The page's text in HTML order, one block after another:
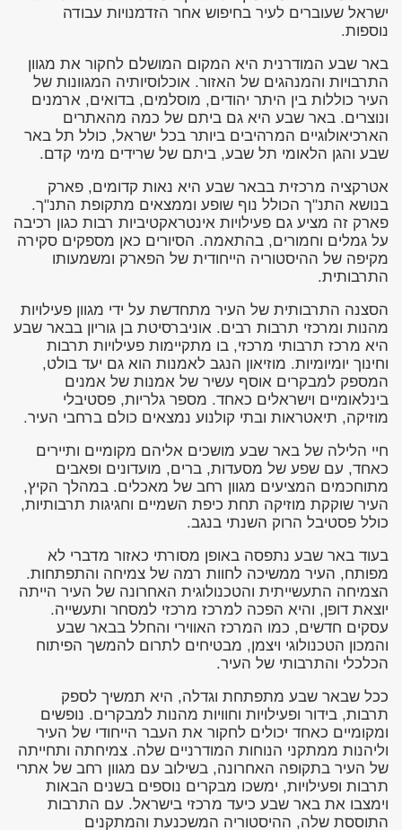
ישראל שעוברים לעיר בחיפוש אחר הזדמנויות עבודה
נוספות.
באר שבע המודרנית היא המקום המושלם לחקור את מגוון
התרבויות והמנהגים של האזור. אוכלוסיותיה המגוונות של
העיר כוללות בין היתר יהודים, מוסלמים, בדואים, ארמנים
ונוצרים. באר שבע היא גם ביתם של כמה מהאתרים
הארכיאולוגיים המרהיבים ביותר בכל ישראל, כולל תל באר
שבע והגן הלאומי תל שבע, ביתם של שרידים מימי קדם.
אטרקציה מרכזית בבאר שבע היא נאות קדומים, פארק
בנושא התנ"ך הכולל נוף שופע וממצאים מתקופת התנ"ך.
פארק זה מציע גם פעילויות אינטראקטיביות רבות כגון רכיבה
על גמלים וחמורים, בהתאמה. הסיורים כאן מספקים סקירה
מקיפה של ההיסטוריה הייחודית של הפארק ומשמעותו
התרבותית.
הסצנה התרבותית של העיר מתחדשת על ידי מגוון פעילויות
מהנות ומרכזי תרבות רבים. אוניברסיטת בן גוריון בבאר שבע
היא מרכז תרבותי מרכזי, בו מתקיימות פעילויות תרבות
וחינוך יומיומיות. מוזיאון הנגב לאמנות הוא גם יעד בולט,
המספק למבקרים אוסף עשיר של אמנות של אמנים
בינלאומיים וישראלים כאחד. מספר גלריות, פסטיבלי
מוזיקה, תיאטראות ובתי קולנוע נמצאים כולם ברחבי העיר.
חיי הלילה של באר שבע מושכים אליהם מקומיים ותיירים
כאחד, עם שפע של מסעדות, ברים, מועדונים ופאבים
מתוחכמים המציעים מגוון רחב של מאכלים. במהלך הקיץ,
העיר שוקקת מוזיקה תחת כיפת השמיים וחגיגות תרבותיות,
כולל פסטיבל הרוק השנתי בנגב.
בעוד באר שבע נתפסה באופן מסורתי כאזור מדברי לא
מפותח, העיר ממשיכה לחוות רמה של צמיחה והתפתחות.
הצמיחה התעשייתית והטכנולוגית האחרונה של העיר הייתה
יוצאת דופן, והיא הפכה למרכז מרכזי למסחר ותעשייה.
עסקים חדשים, כמו המרכז האווירי והחלל בבאר שבע
והמכון הטכנולוגי ויצמן, מבטיחים לתרום להמשך הפיתוח
הכלכלי והתרבותי של העיר.
ככל שבאר שבע מתפתחת וגדלה, היא תמשיך לספק
תרבות, בידור ופעילויות וחוויות מהנות למבקרים. נופשים
ומקומיים כאחד יכולים לחקור את העבר הייחודי של העיר
וליהנות ממתקני הנוחות המודרניים שלה. צמיחתה ותחייתה
של העיר בתקופה האחרונה, בשילוב עם מגוון רחב של אתרי
תרבות ופעילויות, ימשכו מבקרים נוספים בשנים הבאות
וימצבו את באר שבע כיעד מרכזי בישראל. עם התרבות
התוססת שלה, ההיסטוריה המשכנעת והמתקנים